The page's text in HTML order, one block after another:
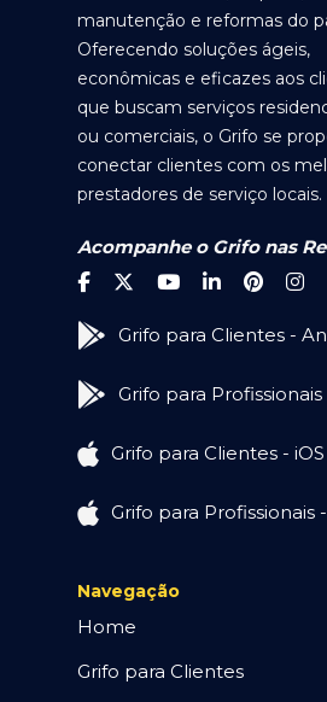
manutenção e reformas do
Oferecendo soluções ágeis,
econômicas e eficazes aos
que buscam serviços
ou comerciais, o Grifo se
conectar clientes com os
prestadores de serviço locais.
Acompanhe o Grifo nas
Grifo para Clientes -
Grifo para
Grifo para Clientes - iOS
Grifo para Profissionais
Navegação
Home
Grifo para Clientes